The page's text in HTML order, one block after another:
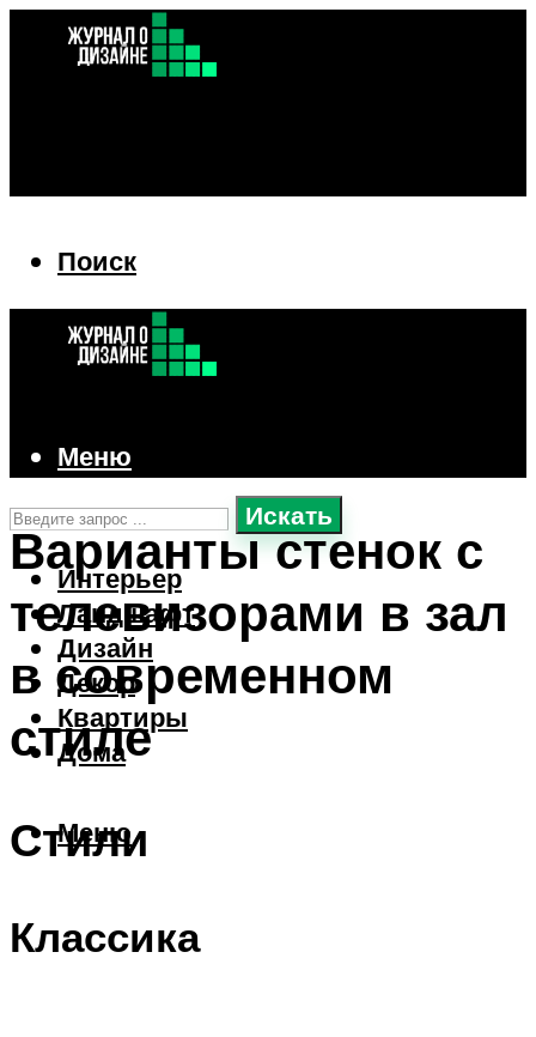
Поиск
Искать
Интерьер
Ландшафт
Дизайн
Декор
Квартиры
Дома
Меню
Меню
Варианты стенок с
телевизорами в зал
в современном
стиле
Стили
Классика